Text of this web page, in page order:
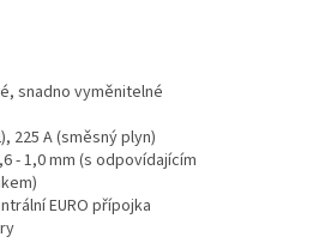
snadno vyměnitelné
225 A (směsný plyn)
- 1,0 mm (s odpovídajícím
EURO přípojka